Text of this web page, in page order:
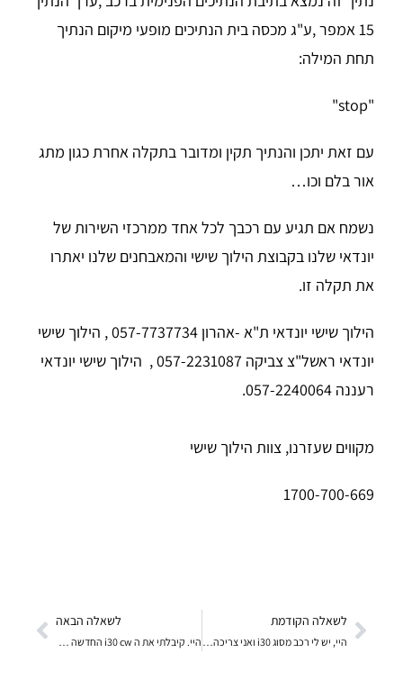
15 אמפר ,ע"ג מכסה בית הנתיכים מופעי מיקום הנתיך
תחת המילה:
"stop"
עם זאת יתכן והנתיך תקין ומדובר בתקלה אחרת כגון מתג
אור בלם וכו…
נשמח אם תגיע עם רכבך לכל אחד ממרכזי השירות של
יונדאי שלנו בקבוצת הילוך שישי והמאבחנים שלנו יאתרו
את תקלה זו.
הילוך שישי יונדאי ת"א -אהרון 057-7737734 , הילוך שישי
יונדאי ראשל"צ צביקה 057-2231087
, הילוך שישי יונדאי
רעננה 057-2240064
.
מקווים שעזרנו, צוות הילוך שישי
1700-700-669
לשאלה הקודמת לשאלה הבאה